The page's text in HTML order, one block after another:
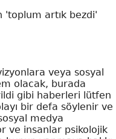
'toplum artık bezdi'
veya sosyal
olacak, burada
gibi haberleri lütfen
bir defa söylenir ve
medya
ve insanlar psikolojik